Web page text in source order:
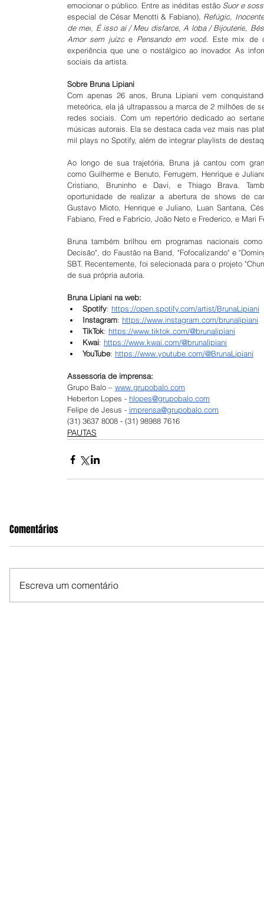
emocionar o público. Entre as inéditas estão Suor e
especial de César Menotti & Fabiano), Refúgio,
de mel, É isso aí / Meu disfarce, A loba / Bijouterie,
Amor sem juízo e Pensando em você. Este mix de
experiência que une o nostálgico ao inovador. As
sociais da artista.
Sobre Bruna Lipiani
Com apenas 26 anos, Bruna Lipiani vem
meteórica, ela já ultrapassou a marca de 2 milhões de
redes sociais. Com um repertório dedicado ao
músicas autorais. Ela se destaca cada vez mais nas
mil plays no Spotify, além de integrar playlists de
Ao longo de sua trajetória, Bruna já cantou com
como Guilherme e Benuto, Ferrugem, Henrique e
Cristiano, Bruninho e Davi, e Thiago Brava.
oportunidade de realizar a abertura de shows de
Gustavo Mioto, Henrique e Juliano, Luan Santana,
Fabiano, Fred e Fabrício, João Neto e Frederico, e Mari
Bruna também brilhou em programas nacionais
Decisão", do Faustão na Band, "Fofocalizando" e
SBT. Recentemente, foi selecionada para o projeto
de sua própria autoria.
Bruna Lipiani na web:
Spotify: https://open.spotify.com/artist/BrunaLipiani
Instagram: https://www.instagram.com/brunalipiani
TikTok: https://www.tiktok.com/@brunalipiani
Kwai: https://www.kwai.com/@brunalipiani
YouTube: https://www.youtube.com/@BrunaLipiani
Assessoria de imprensa:
Grupo Balo – www.grupobalo.com
Heberton Lopes - hlopes@grupobalo.com
Felipe de Jesus - imprensa@grupobalo.com
(31) 3637 8008 - (31) 98988 7616
PAUTAS
Comentários
Escreva um comentário